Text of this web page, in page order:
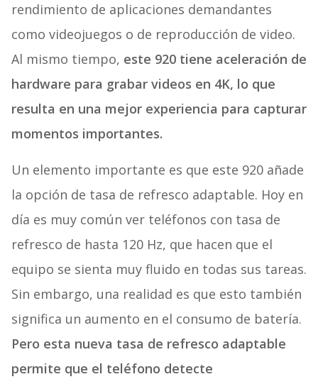
rendimiento de aplicaciones demandantes
como videojuegos o de reproducción de video.
Al mismo tiempo, este 920 tiene aceleración de
hardware para grabar videos en 4K, lo que
resulta en una mejor experiencia para capturar
momentos importantes.
Un elemento importante es que este 920 añade
la opción de tasa de refresco adaptable. Hoy en
día es muy común ver teléfonos con tasa de
refresco de hasta 120 Hz, que hacen que el
equipo se sienta muy fluido en todas sus tareas.
Sin embargo, una realidad es que esto también
significa un aumento en el consumo de batería.
Pero esta nueva tasa de refresco adaptable
permite que el teléfono detecte